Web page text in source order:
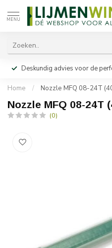
MENU
Deskundig advies voor de
Home / Nozzle MFQ 08-24T
Nozzle MFQ 08-24T
(0)